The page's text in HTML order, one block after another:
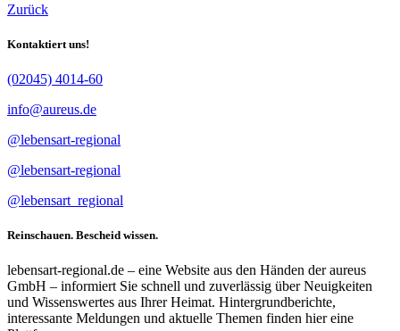
Zurück
Kontaktiert uns!
(02045) 4014-60
info@aureus.de
@lebensart-regional
@lebensart-regional
@lebensart_regional
Reinschauen. Bescheid wissen.
lebensart-regional.de – eine Website aus den Händen der aureus
GmbH – informiert Sie schnell und zuverlässig über Neuigkeiten
und Wissenswertes aus Ihrer Heimat. Hintergrundberichte,
interessante Meldungen und aktuelle Themen finden hier eine